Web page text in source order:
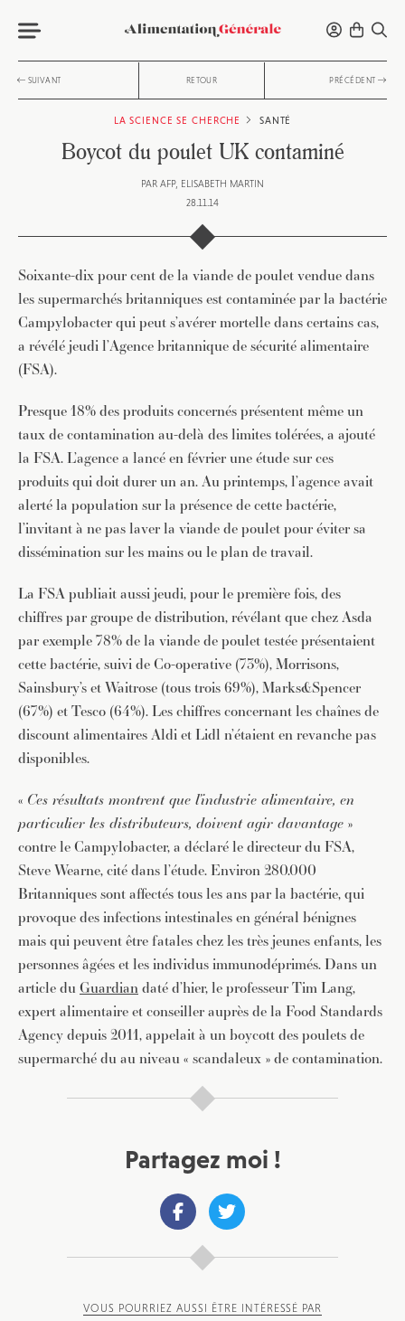
SUIVANT RETOUR PRÉCÉDENT
LA SCIENCE SE CHERCHE SANTÉ
Boycot du poulet UK contaminé
PAR AFP ELISABETH MARTIN
28.11.14
Soixante-dix pour cent de la viande de poulet vendue dans
les supermarchés britanniques est contaminée par la bactérie
Campylobacter qui peut s’avérer mortelle dans certains cas,
a révélé jeudi l’Agence britannique de sécurité alimentaire
(FSA).
Presque 18% des produits concernés présentent même un
taux de contamination au-delà des limites tolérées, a ajouté
la FSA. L’agence a lancé en février une étude sur ces
produits qui doit durer un an. Au printemps, l’agence avait
alerté la population sur la présence de cette bactérie,
l’invitant à ne pas laver la viande de poulet pour éviter sa
dissémination sur les mains ou le plan de travail.
La FSA publiait aussi jeudi, pour le première fois, des
chiffres par groupe de distribution, révélant que chez Asda
par exemple 78% de la viande de poulet testée présentaient
cette bactérie, suivi de Co-operative (73%), Morrisons,
Sainsbury’s et Waitrose (tous trois 69%), Marks&Spencer
(67%) et Tesco (64%). Les chiffres concernant les chaînes de
discount alimentaires Aldi et Lidl n’étaient en revanche pas
disponibles.
« Ces résultats montrent que l’industrie alimentaire, en
particulier les distributeurs, doivent agir davantage »
contre le Campylobacter, a déclaré le directeur du FSA,
Steve Wearne, cité dans l’étude. Environ 280.000
Britanniques sont affectés tous les ans par la bactérie, qui
provoque des infections intestinales en général bénignes
mais qui peuvent être fatales chez les très jeunes enfants, les
personnes âgées et les individus immunodéprimés. Dans un
article duGuardiandaté d’hier, le professeur Tim Lang,
expert alimentaire et conseiller auprès de la Food Standards
Agency depuis 2011, appelait à un boycott des poulets de
supermarché du au niveau « scandaleux » de contamination.
Partagez moi !
VOUS POURRIEZ AUSSI ÊTRE INTÉRESSÉ PAR